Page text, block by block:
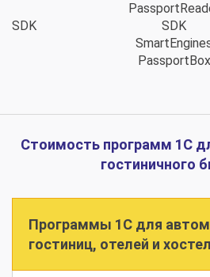
SDK
SDK
PassportBox
Стоимость программ 1С
гостиничного
Программы 1С для
гостиниц, отелей и